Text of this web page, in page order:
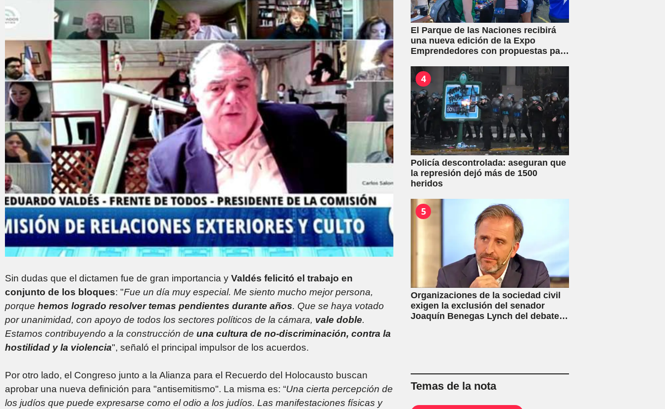
Sin dudas que el dictamen fue de gran importancia y Valdés felicitó el trabajo en
conjunto de los bloques: "Fue un día muy especial. Me siento mucho mejor persona,
porque hemos logrado resolver temas pendientes durante años. Que se haya votado
por unanimidad, con apoyo de todos los sectores políticos de la cámara, vale doble.
Estamos contribuyendo a la construcción de una cultura de no-discriminación, contra la
hostilidad y la violencia", señaló el principal impulsor de los acuerdos.
Por otro lado, el Congreso junto a la Alianza para el Recuerdo del Holocausto buscan
aprobar una nueva definición para "antisemitismo". La misma es: “Una cierta percepción de
los judíos que puede expresarse como el odio a los judíos. Las manifestaciones físicas y
El Parque de las Naciones recibirá
una nueva edición de la Expo
Emprendedores con propuestas para
4
Policía descontrolada: aseguran que
la represión dejó más de 1500
heridos
5
Organizaciones de la sociedad civil
exigen la exclusión del senador
Joaquín Benegas Lynch del debate
Temas de la nota